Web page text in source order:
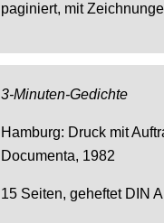
paginiert, mit
3-Minuten-Gedichte
Hamburg: Druck mit
Documenta, 1982
15 Seiten, geheftet DIN